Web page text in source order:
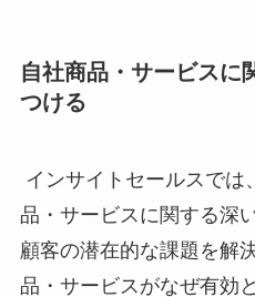
自社商品・サービスに
つける
インサイトセールスでは
品・サービスに関する深
顧客の潜在的な課題を解
品・サービスがなぜ有効